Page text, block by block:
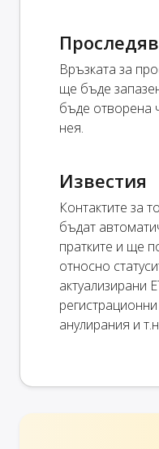
Връзката за
ще бъде
бъде отворена
нея.
Известия
Контактите за
бъдат
пратките и ще
относно
актуализирани
анулирания и